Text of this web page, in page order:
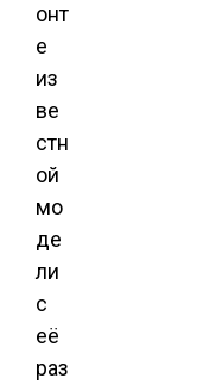
онт
е
из
ве
стн
ой
мо
де
ли
с
её
раз